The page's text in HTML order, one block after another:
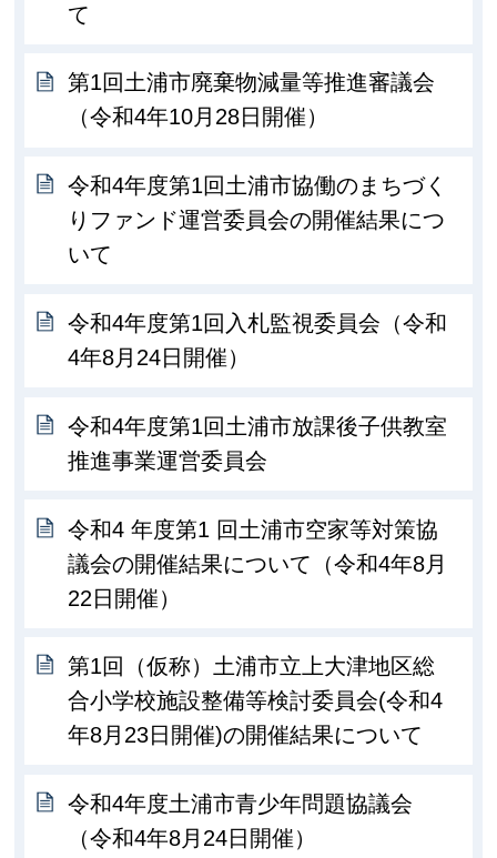
て
第1回土浦市廃棄物減量等推進審議会
（令和4年10月28日開催）
令和4年度第1回土浦市協働のまちづく
りファンド運営委員会の開催結果につ
いて
令和4年度第1回入札監視委員会（令和
4年8月24日開催）
令和4年度第1回土浦市放課後子供教室
推進事業運営委員会
令和4 年度第1 回土浦市空家等対策協
議会の開催結果について（令和4年8月
22日開催）
第1回（仮称）土浦市立上大津地区総
合小学校施設整備等検討委員会(令和4
年8月23日開催)の開催結果について
令和4年度土浦市青少年問題協議会
（令和4年8月24日開催）